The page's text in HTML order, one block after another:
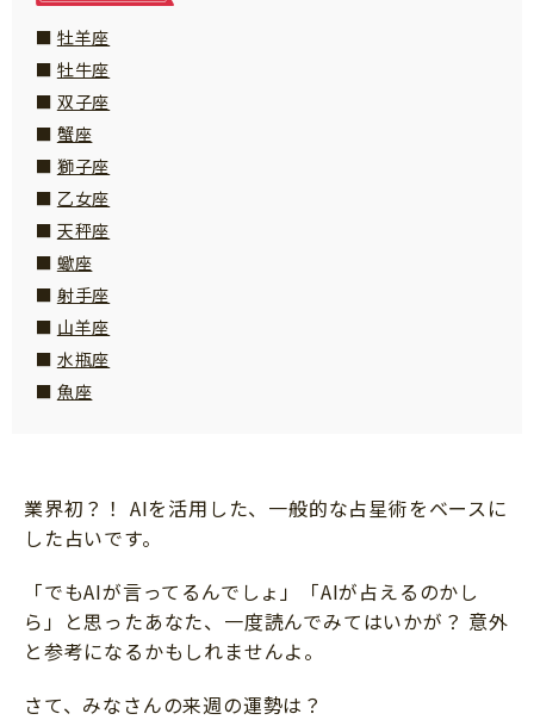
サイトのご利⽤にあたって
お問い合わせ
牡羊座
牡牛座
双子座
蟹座
獅子座
乙女座
天秤座
蠍座
射手座
山羊座
水瓶座
魚座
業界初？！ AIを活用した、一般的な占星術をベースに
した占いです。
「でもAIが言ってるんでしょ」「AIが占えるのかし
ら」と思ったあなた、一度読んでみてはいかが？ 意外
と参考になるかもしれませんよ。
さて、みなさんの来週の運勢は？